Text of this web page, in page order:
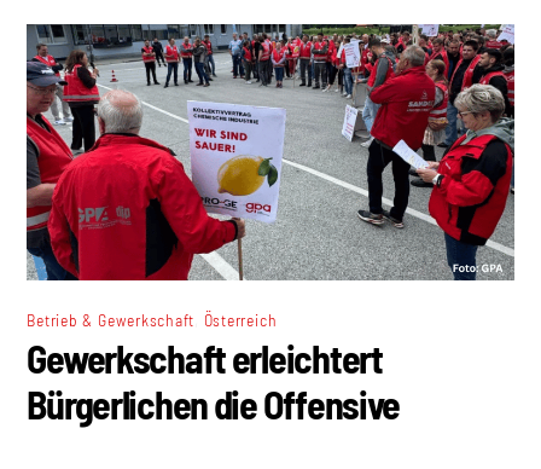
Betrieb & Gewerkschaft Österreich
Gewerkschaft erleichtert
Bürgerlichen die Offensive